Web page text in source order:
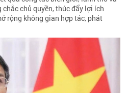
chủ quyền, thúc đẩy lợi ích
rộng không gian hợp tác, phát